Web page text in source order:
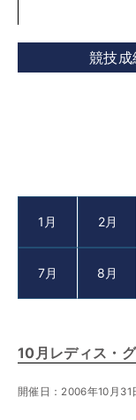
競技成
1月 2月
7月 8月
10月レディス・
開催日：2006年10月